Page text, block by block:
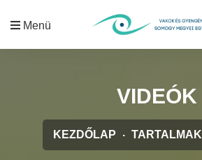
Menü
VIDEÓK
KEZDŐLAP TARTALMAK